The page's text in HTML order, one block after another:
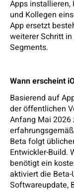
Apps
und Kollegen
App ersetzt
weiterer Schritt
Segments.
Wann erscheint
Basierend auf
der öffentlichen
Anfang Mai 2026
Beta folgt
Entwickler-Build.
benötigt ein
aktiviert die
Softwareupdate,